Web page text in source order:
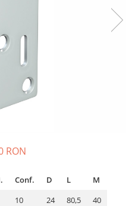
RON
Conf. D L
M
10 24 80,5 40